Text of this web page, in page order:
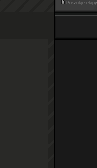
Poszukje ekipy